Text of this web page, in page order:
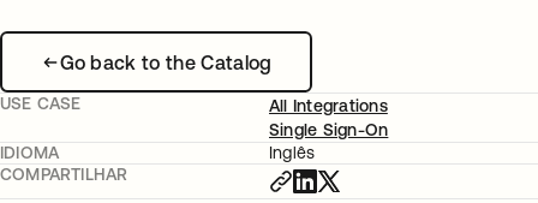
Go back to the Catalog
USE CASE
All Integrations
Single Sign-On
IDIOMA
Inglês
COMPARTILHAR